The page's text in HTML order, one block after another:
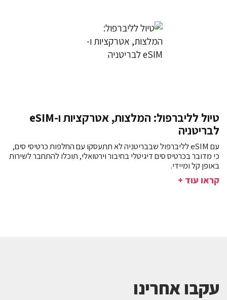
טיול לליברפול: המלצות, אטרקציות ו-eSIM
לבריטניה
עם eSIM לליברפול שבבריטניה לא תתעסקו עם החלפות כרטיסי סים,
כי מדובר בכרטיס סים דיגיטלי בחיבור וירטואלי, תוכלו להתחבר לשירות
באופן קל ומיידי.
קראו עוד +
עקבו אחרינו